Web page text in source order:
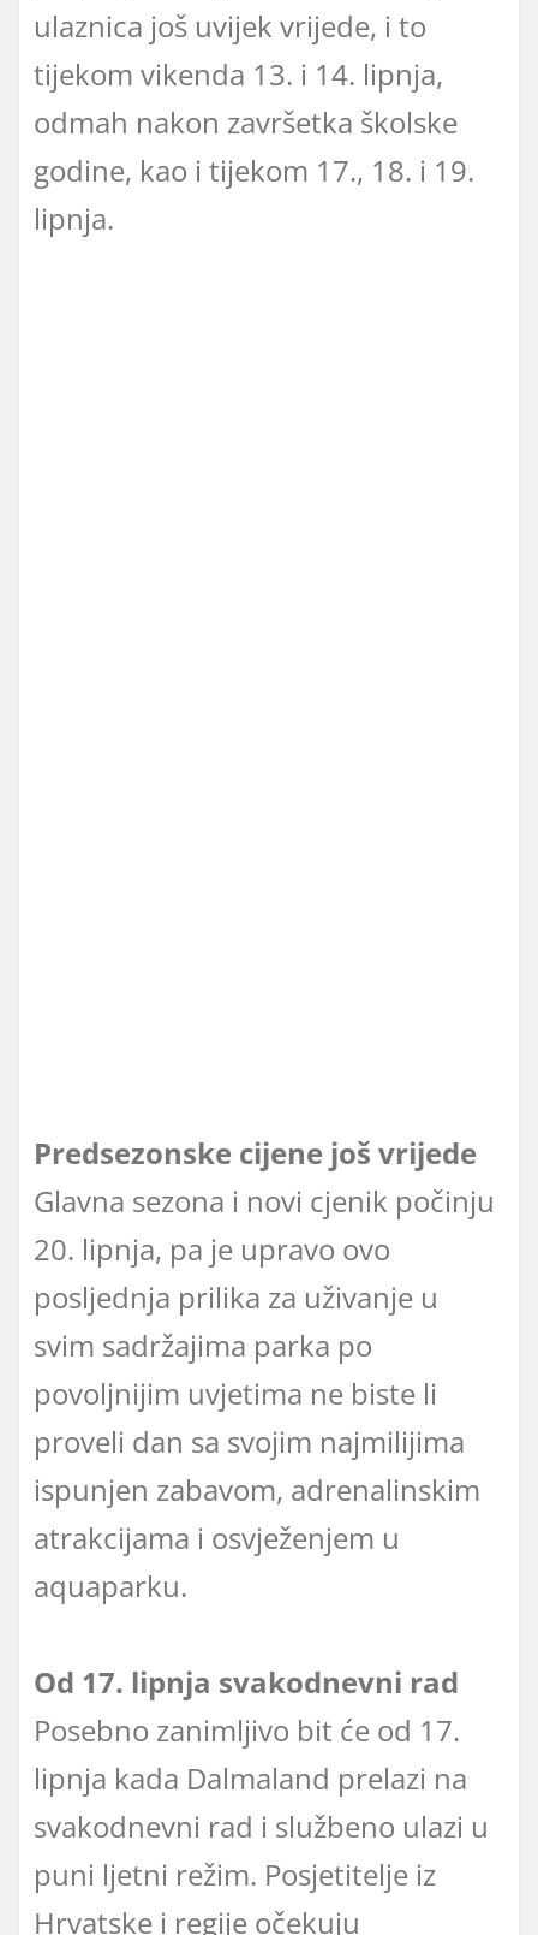
ulaznica još uvijek vrijede, i to
tijekom vikenda 13. i 14. lipnja,
odmah nakon završetka školske
godine, kao i tijekom 17., 18. i 19.
lipnja.
Predsezonske cijene još vrijede
Glavna sezona i novi cjenik počinju
20. lipnja, pa je upravo ovo
posljednja prilika za uživanje u
svim sadržajima parka po
povoljnijim uvjetima ne biste li
proveli dan sa svojim najmilijima
ispunjen zabavom, adrenalinskim
atrakcijama i osvježenjem u
aquaparku.
Od 17. lipnja svakodnevni rad
Posebno zanimljivo bit će od 17.
lipnja kada Dalmaland prelazi na
svakodnevni rad i službeno ulazi u
puni ljetni režim. Posjetitelje iz
Hrvatske i regije očekuju